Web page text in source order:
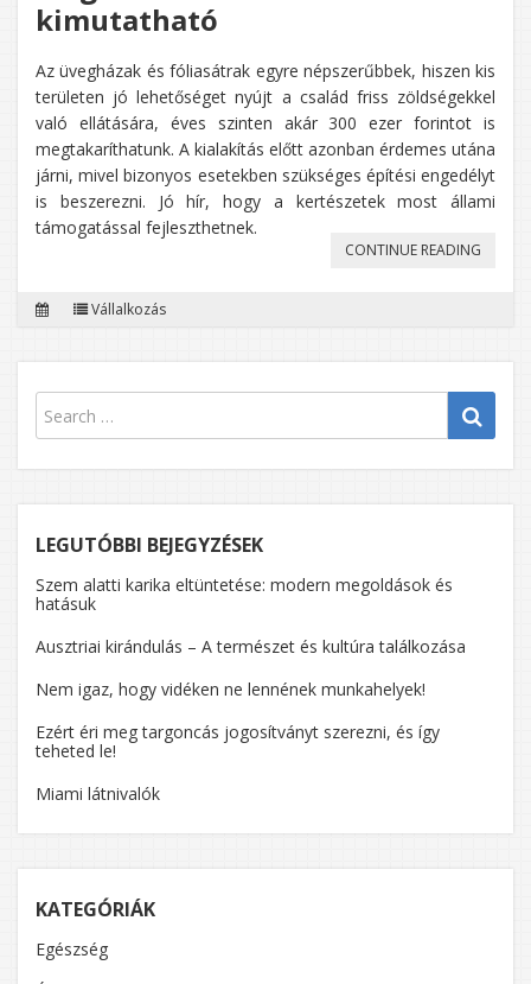
kimutatható
Az üvegházak és fóliasátrak egyre népszerűbbek, hiszen kis
területen jó lehetőséget nyújt a család friss zöldségekkel
való ellátására, éves szinten akár 300 ezer forintot is
megtakaríthatunk. A kialakítás előtt azonban érdemes utána
járni, mivel bizonyos esetekben szükséges építési engedélyt
is beszerezni. Jó hír, hogy a kertészetek most állami
támogatással fejleszthetnek.
CONTINUE READING
IS
Vállalkozás
LEGUTÓBBI BEJEGYZÉSEK
Szem alatti karika eltüntetése: modern megoldások és
hatásuk
Ausztriai kirándulás – A természet és kultúra találkozása
Nem igaz, hogy vidéken ne lennének munkahelyek!
Ezért éri meg targoncás jogosítványt szerezni, és így
teheted le!
Miami látnivalók
KATEGÓRIÁK
Egészség